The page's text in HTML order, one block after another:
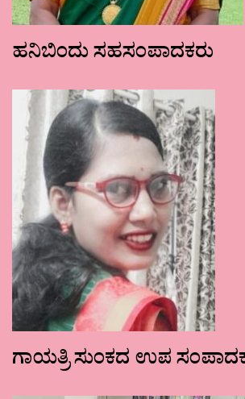
ಹನಿಬಿಂದು ಸಹಸಂಪಾದಕರು
ಗಾಯತ್ರಿ ಸುಂಕದ ಉಪ